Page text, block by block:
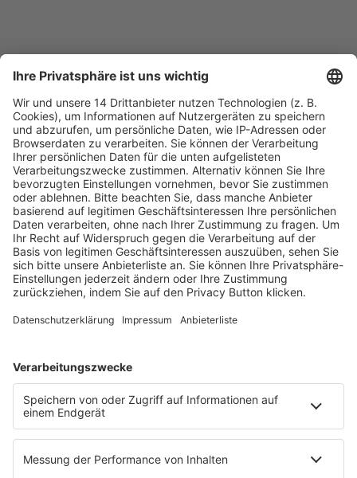
Fachmedien Recht und Wirtschaft
Ein Fachbereich der
dfv Mediengruppe
Mainzer Landstr. 251
60326 Frankfurt am Main
E-Mail:info@ruw.de
Web:https://www.ruw.de
AGB
Datenschutzerklärung
Genderhinweis
Cookie-Einstellungen